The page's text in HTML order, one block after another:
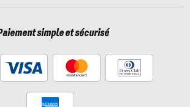
simple et sécurisé